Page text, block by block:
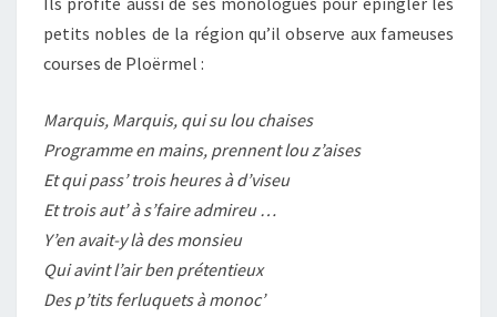
petits nobles de la région qu’il observe aux fameuses
courses de Ploërmel :
Marquis, Marquis, qui su lou chaises
Programme en mains, prennent lou z’aises
Et qui pass’ trois heures à d’viseu
Et trois aut’ à s’faire admireu …
Y’en avait-y là des monsieu
Qui avint l’air ben prétentieux
Des p’tits ferluquets à monoc’